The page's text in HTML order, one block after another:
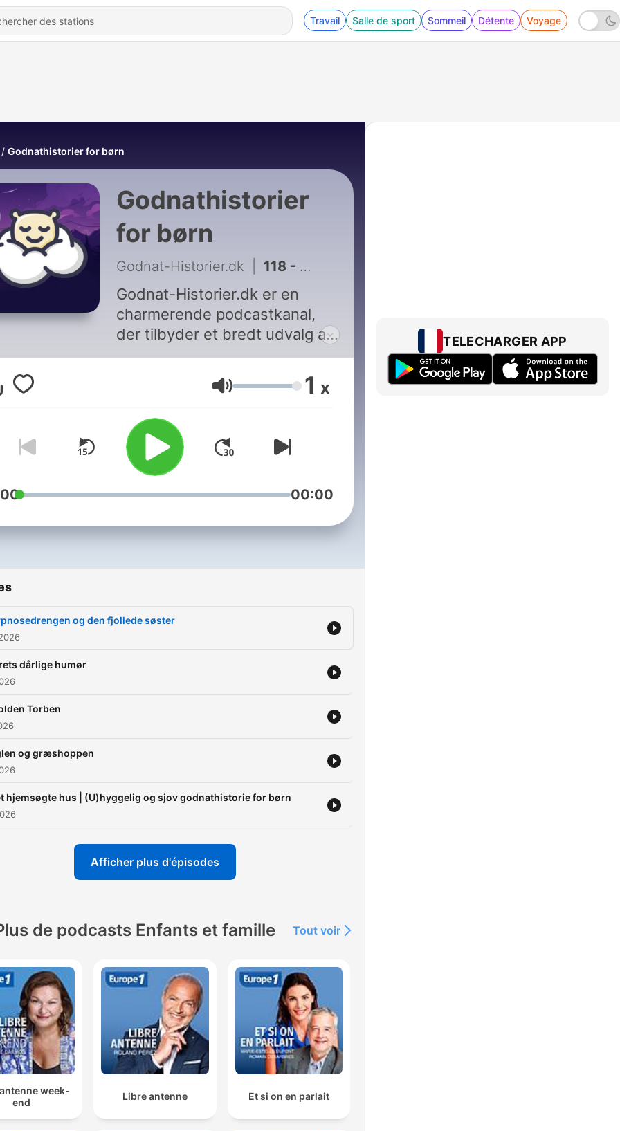
Travail Salle de sport Sommeil Détente Voyage
Godnathistorier for børn
Godnathistorier
for børn
Godnat-Historier.dk 118 - Hypnosedrengen og den fjollede søster
Godnat-Historier.dk er en
charmerende podcastkanal,
der tilbyder et bredt udvalg af
godnathistorier til børn. Disse
historier, som spænder fra
klassiske eventyr til moderne
fortællinger, er perfekte til at
skabe en rolig og hyggelig
stemning inden sengetid.
Kanalen er et ideelt valg for
forældre, der ønsker at
glæden ved historiefortælling
Med en blanding af indhold på
kanalen, er der rig mulighed for
Volume 1 x
00:00
og den fjollede søster
dårlige humør
Torben
og græshoppen
hjemsøgte hus | (U)hyggelig og sjov godnathistorie for børn
Afficher plus d'épisodes
de podcasts Enfants et famille Tout voir
week-
end
Libre antenne Et si on en parlait
TELECHARGER APP